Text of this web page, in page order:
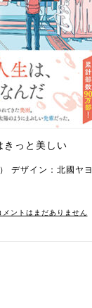
きっと美しい
デザイン：北國ヤヨ
メントはまだありません